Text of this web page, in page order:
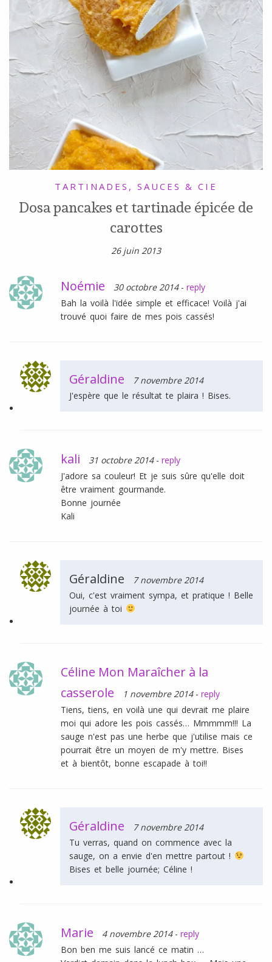
TARTINADES, SAUCES & CIE
Dosa pancakes et tartinade épicée de
carottes
26 juin 2013
Noémie 30 octobre 2014 - reply
Bah la voilà l'idée simple et efficace! Voilà j'ai
trouvé quoi faire de mes pois cassés!
Géraldine
7 novembre 2014
J'espère que le résultat te plaira ! Bises.
kali 31 octobre 2014 - reply
J'adore sa couleur! Et je suis sûre qu'elle doit
être vraiment gourmande.
Bonne journée
Kali
Géraldine
7 novembre 2014
Oui, c'est vraiment sympa, et pratique ! Belle
journée à toi
Céline Mon Maraîcher à la
casserole
1 novembre 2014 - reply
Tiens, tiens, en voilà une qui devrait me plaire
moi qui adore les pois cassés… Mmmmm!!! La
sauge n'est pas une herbe que j'utilise mais ce
pourrait être un moyen de m'y mettre. Bises
et à bientôt, bonne escapade à toi!!
Géraldine
7 novembre 2014
Tu verras, quand on commence avec la
sauge, on a envie d'en mettre partout !
Bises et belle journée; Céline !
Marie 4 novembre 2014 - reply
Bon ben me suis lancé ce matin …